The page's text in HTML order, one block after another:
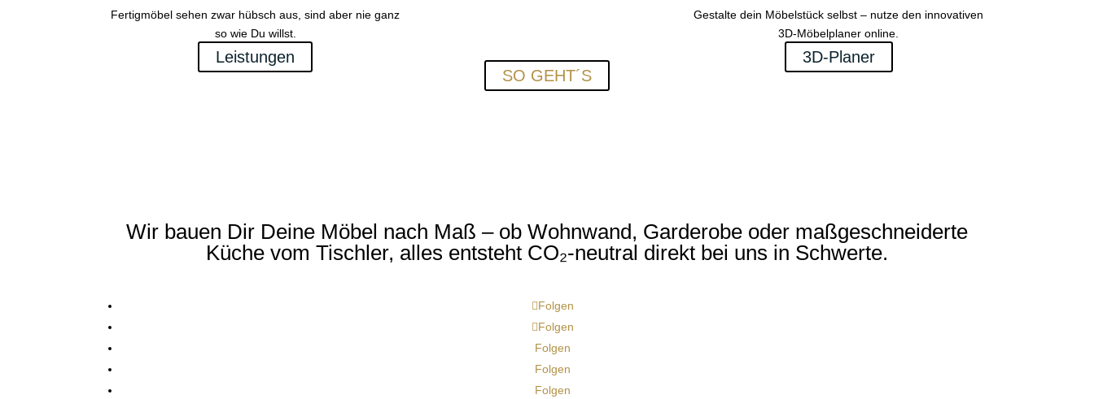
Fertigmöbel sehen zwar hübsch aus, sind aber nie ganz
so wie Du willst.
Leistungen
SO GEHT´S
Gestalte dein Möbelstück selbst – nutze den innovativen
3D-Möbelplaner online.
3D-Planer
Wir bauen Dir Deine Möbel nach Maß – ob Wohnwand, Garderobe oder maßgeschneiderte
Küche vom Tischler, alles entsteht CO₂-neutral direkt bei uns in Schwerte.
Folgen
Folgen
Folgen
Folgen
Folgen